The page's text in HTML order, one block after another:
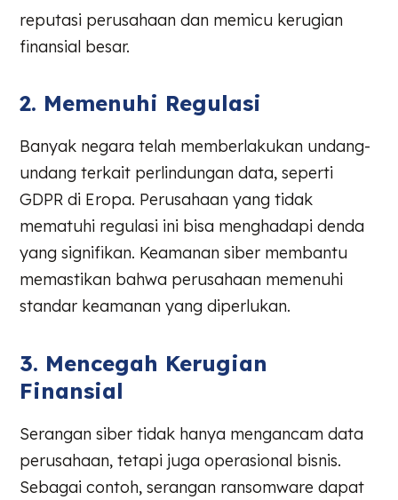
reputasi perusahaan dan memicu kerugian
finansial besar.
2. Memenuhi Regulasi
Banyak negara telah memberlakukan undang-
undang terkait perlindungan data, seperti
GDPR di Eropa. Perusahaan yang tidak
mematuhi regulasi ini bisa menghadapi denda
yang signifikan. Keamanan siber membantu
memastikan bahwa perusahaan memenuhi
standar keamanan yang diperlukan.
3. Mencegah Kerugian
Finansial
Serangan siber tidak hanya mengancam data
perusahaan, tetapi juga operasional bisnis.
Sebagai contoh, serangan ransomware dapat